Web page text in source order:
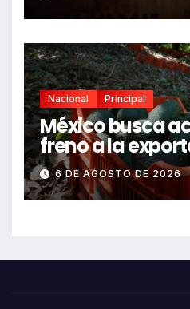
Nacional Principal
México busca
freno a la
aguacate
6 DE AGOSTO DE 2026